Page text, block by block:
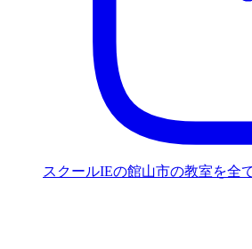
スクールIEの館山市の教室を全